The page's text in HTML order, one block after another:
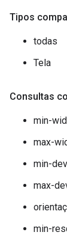
Tipos
todas
Tela
Consultas
min-
max-
min-
max-
min-